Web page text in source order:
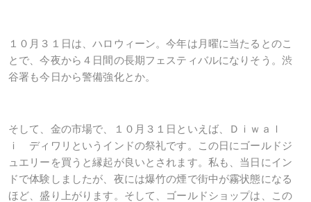
１０月３１日は、ハロウィーン。今年は月曜に当たるとのこ
とで、今夜から４日間の長期フェスティバルになりそう。渋
谷署も今日から警備強化とか。
そして、金の市場で、１０月３１日といえば、Ｄｉｗａｌ
ｉ ディワリというインドの祭礼です。この日にゴールドジ
ュエリーを買うと縁起が良いとされます。私も、当日にイン
ドで体験しましたが、夜には爆竹の煙で街中が霧状態になる
ほど、盛り上がります。そして、ゴールドショップは、この